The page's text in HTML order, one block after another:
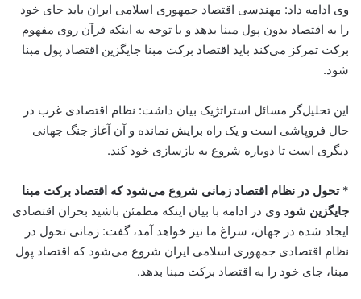
وی ادامه داد: مهندسی اقتصاد جمهوری اسلامی ایران باید جای خود
را به اقتصاد بدون پول مبنا بدهد و با توجه به اینکه قرآن روی مفهوم
برکت تمرکز می‌کند باید اقتصاد برکت مبنا جایگزین اقتصاد پول مبنا
شود.
این تحلیل‌گر مسائل استراتژیک بیان داشت: نظام اقتصادی غرب در
حال فروپاشی است و یک راه برایش نمانده و آن آغاز جنگ جهانی
دیگری است تا دوباره شروع به بازسازی خود کند.
*تحول در نظام اقتصاد زمانی شروع می‌شود که اقتصاد برکت مبنا
جایگزین شود وی در ادامه با بیان اینکه مطمئن باشید بحران اقتصادی
ایجاد شده در جهان، سراغ ما نیز خواهد آمد، گفت: زمانی تحول در
نظام اقتصادی جمهوری اسلامی ایران شروع می‌شود که اقتصاد پول
مبنا، جای خود را به اقتصاد برکت مبنا بدهد.